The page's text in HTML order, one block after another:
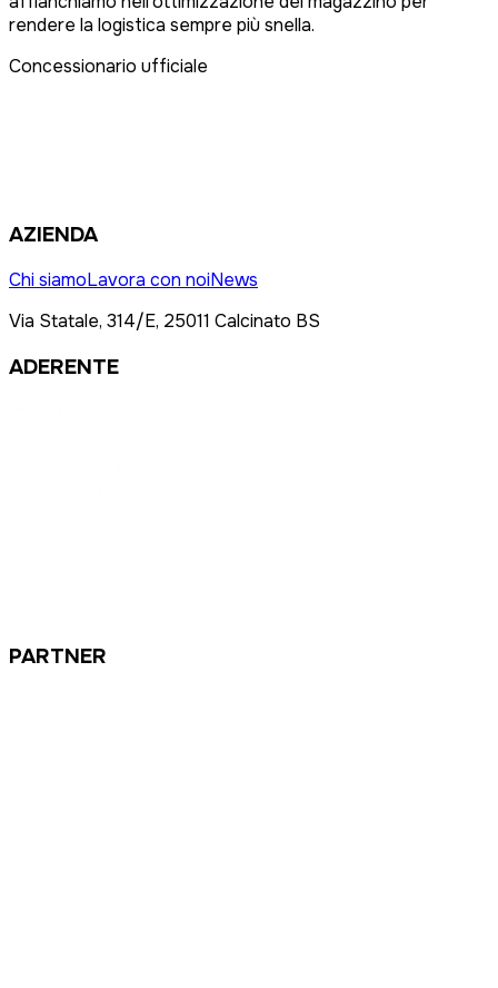
rendere la logistica sempre più snella.
Concessionario ufficiale
AZIENDA
Chi siamoLavora con noiNews
Via Statale, 314/E, 25011 Calcinato BS
ADERENTE
PARTNER